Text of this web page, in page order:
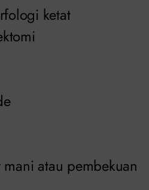
ketat
atau pembekuan